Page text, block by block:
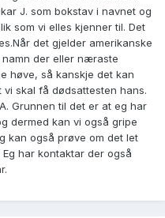
J. som bokstav i navnet og
som vi elles kjenner til. Det
det gjelder amerikanske
der eller næraste
høve, så kanskje det kan
skal få dødsattesten hans.
Grunnen til det er at eg har
dermed kan vi også gripe
kan også prøve om det let
har kontaktar der også